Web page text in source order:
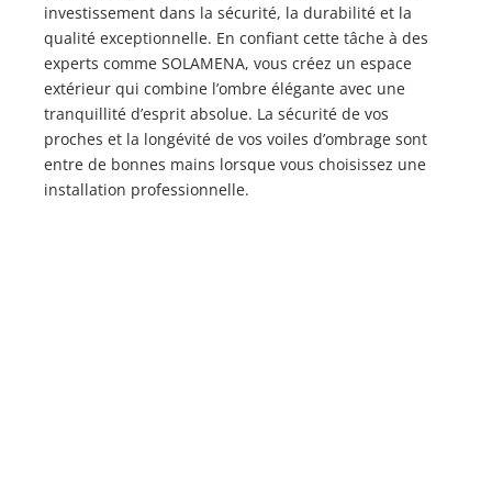
investissement dans la sécurité, la durabilité et la
qualité exceptionnelle. En confiant cette tâche à des
experts comme SOLAMENA, vous créez un espace
extérieur qui combine l’ombre élégante avec une
tranquillité d’esprit absolue. La sécurité de vos
proches et la longévité de vos voiles d’ombrage sont
entre de bonnes mains lorsque vous choisissez une
installation professionnelle.